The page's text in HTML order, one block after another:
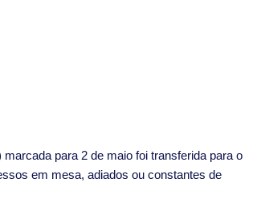
para 2 de maio foi transferida para o
em mesa, adiados ou constantes de